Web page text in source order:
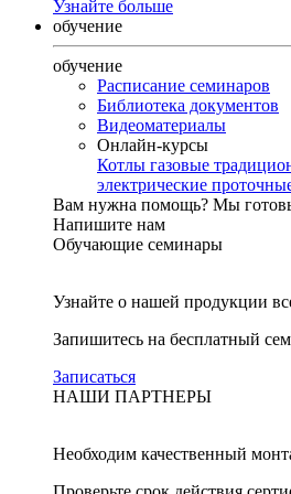
Узнайте больше
обучение
обучение
Расписание семинаров
Библиотека документов
Видеоматериалы
Онлайн-курсы
Котлы газовые
электрические
Вам нужна помощь? Мы
Напишите нам
Обучающие семинары
Узнайте о нашей продукции
Запишитесь на бесплатный
Записаться
НАШИ ПАРТНЕРЫ
Необходим качественный